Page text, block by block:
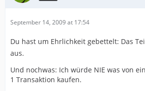
September 14, 2009 at 17:54
Du hast um Ehrlichkeit gebettelt: Das
aus.
Und nochwas: Ich würde NIE was von
1 Transaktion kaufen.